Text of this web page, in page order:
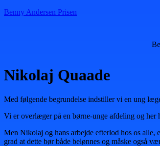
Benny Andersen Prisen
Nikolaj Quaade
Med følgende begrundelse indstiller vi en ung
Vi er overlæger på en børne-unge afdeling og her
Men Nikolaj og hans arbejde efterlod hos os alle,
grad at dette bør både belønnes og måske også